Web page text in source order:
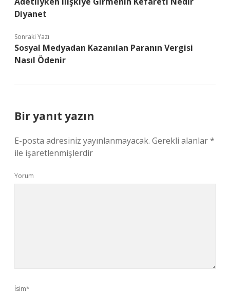
Diyanet
Sonraki Yazı
Sosyal Medyadan Kazanılan Paranın Vergisi
Nasıl Ödenir
Bir yanıt yazın
E-posta adresiniz yayınlanmayacak. Gerekli alanlar*
ile işaretlenmişlerdir
Yorum
İsim*